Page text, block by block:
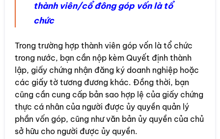
thành viên/cổ đông góp vốn là tổ
chức
Trong trường hợp thành viên góp vốn là tổ chức
trong nước, bạn cần nộp kèm Quyết định thành
lập, giấy chứng nhận đăng ký doanh nghiệp hoặc
các giấy tờ tương đương khác. Đồng thời, bạn
cũng cần cung cấp bản sao hợp lệ của giấy chứng
thực cá nhân của người được ủy quyền quản lý
phần vốn góp, cũng như văn bản ủy quyền của chủ
sở hữu cho người được ủy quyền.